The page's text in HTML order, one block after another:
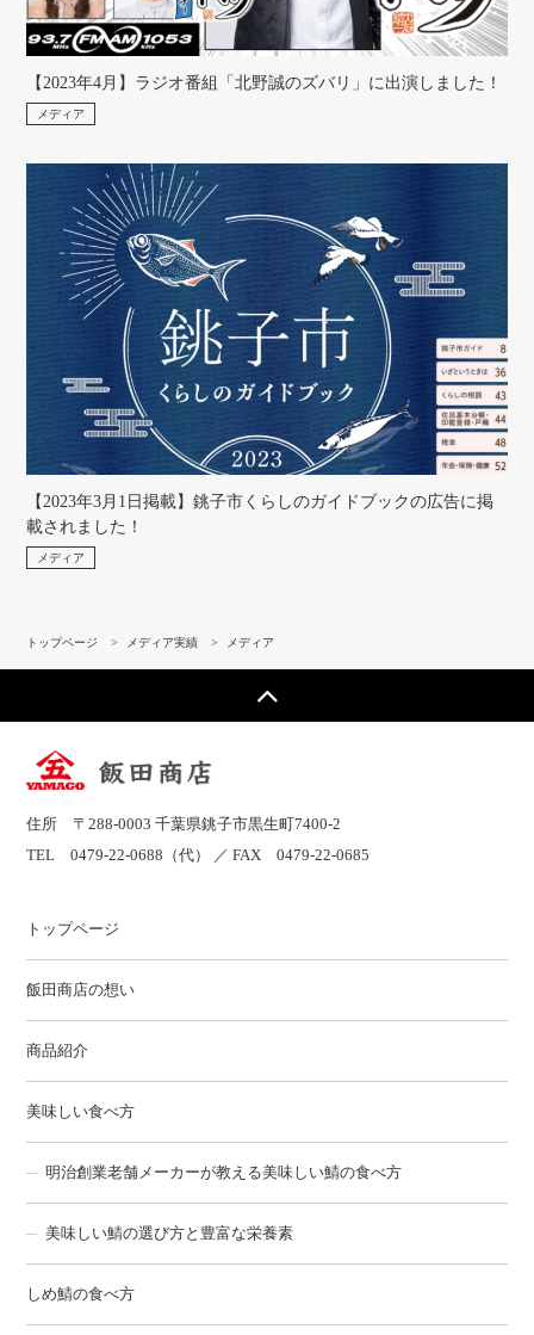
【2023年4月】ラジオ番組「北野誠のズバリ」に出演しました！
メディア
【2023年3月1日掲載】銚子市くらしのガイドブックの広告に掲
載されました！
メディア
トップページ > メディア実績 > メディア
住所 〒288-0003 千葉県銚子市黒生町7400-2
TEL0479-22-0688 （代） ／ FAX 0479-22-0685
トップページ
飯田商店の想い
商品紹介
美味しい食べ方
明治創業老舗メーカーが教える美味しい鯖の食べ方
美味しい鯖の選び方と豊富な栄養素
しめ鯖の食べ方